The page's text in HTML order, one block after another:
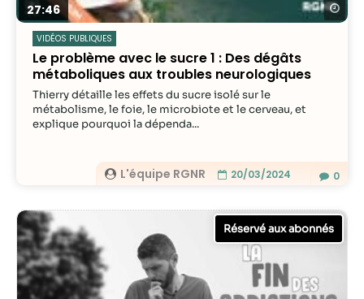
27:46
VIDÉOS PUBLIQUES
Le problème avec le sucre 1 : Des dégâts
métaboliques aux troubles neurologiques
L'équipe RGNR 20/03/2024
Thierry détaille les effets du sucre isolé sur le
métabolisme, le foie, le microbiote et le cerveau, et
explique pourquoi la dépenda...
0